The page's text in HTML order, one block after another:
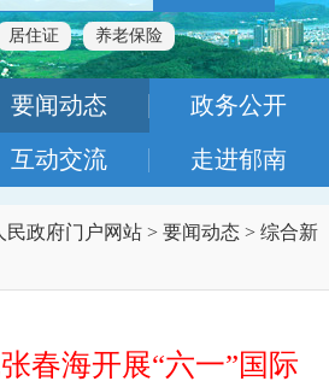
居住证 养老保险
要闻动态 政务公开
互动交流 走进郁南
民政府门户网站 > 要闻动态 > 综合新
春海开展“六一”国际